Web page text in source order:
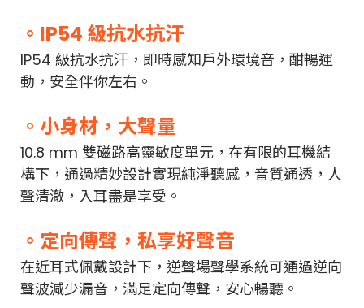
。IP54 級抗水抗汗
IP54 級抗水抗汗，即時感知戶外環境音，酣暢運
動，安全伴你左右。
。小身材，大聲量
10.8 mm 雙磁路高靈敏度單元，在有限的耳機結
構下，通過精妙設計實現純淨聽感，音質通透，人
聲清澈，入耳盡是享受。
。定向傳聲，私享好聲音
在近耳式佩戴設計下，逆聲場聲學系統可通過逆向
聲波減少漏音，滿足定向傳聲，安心暢聽。